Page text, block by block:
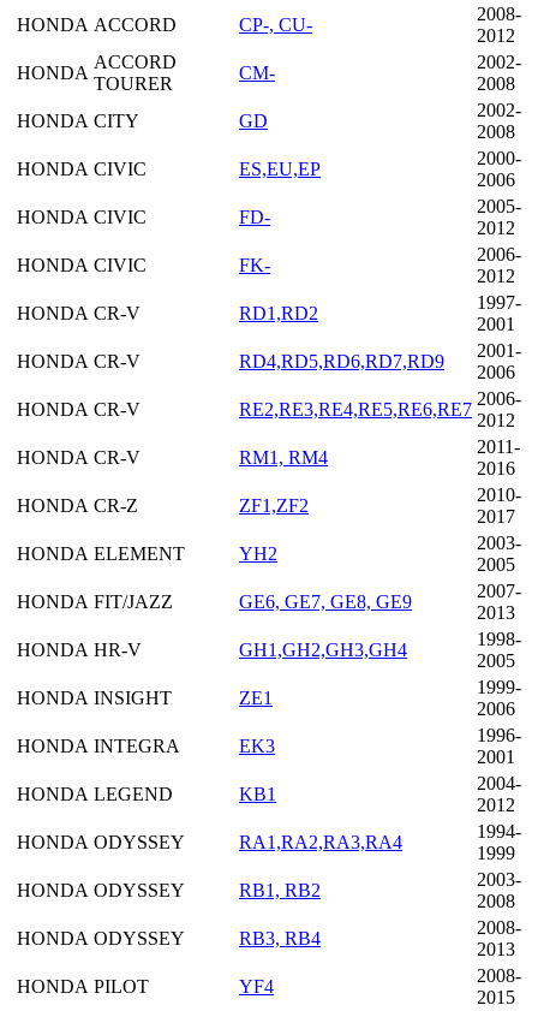
HONDA ACCORD CP-, CU-
2008-
2012
HONDA
ACCORD
TOURER
CM-
2002-
2008
HONDA CITY GD
2002-
2008
HONDA CIVIC ES,EU,EP
2000-
2006
HONDA CIVIC FD-
2005-
2012
HONDA CIVIC FK-
2006-
2012
HONDA CR-V RD1,RD2
1997-
2001
HONDA CR-V RD4,RD5,RD6,RD7,RD9
2001-
2006
HONDA CR-V RE2,RE3,RE4,RE5,RE6,RE7
2006-
2012
HONDA CR-V RM1, RM4
2011-
2016
HONDA CR-Z ZF1,ZF2
2010-
2017
HONDA ELEMENT YH2
2003-
2005
HONDA FIT/JAZZ GE6, GE7, GE8, GE9
2007-
2013
HONDA HR-V GH1,GH2,GH3,GH4
1998-
2005
HONDA INSIGHT ZE1
1999-
2006
HONDA INTEGRA EK3
1996-
2001
HONDA LEGEND KB1
2004-
2012
HONDA ODYSSEY RA1,RA2,RA3,RA4
1994-
1999
HONDA ODYSSEY RB1, RB2
2003-
2008
HONDA ODYSSEY RB3, RB4
2008-
2013
HONDA PILOT YF4
2008-
2015